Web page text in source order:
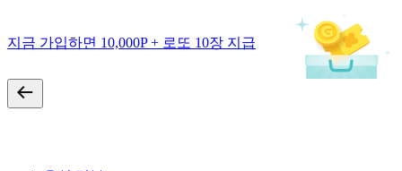
지금 가입하면 10,000P + 로또 10장 지급